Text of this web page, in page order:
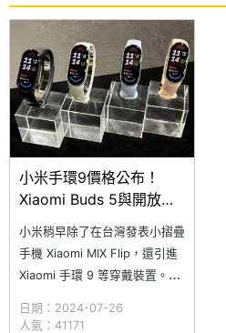
小米手環9價格公布！
Xiaomi Buds 5與開放式
藍牙耳機同步上市
小米稍早除了在台灣發表小摺疊
手機 Xiaomi MIX Flip，還引進
Xiaomi 手環 9 等穿戴裝置。
用霧面金屬，強調能提供既輕盈
日期：2024-07-26
人氣：41171